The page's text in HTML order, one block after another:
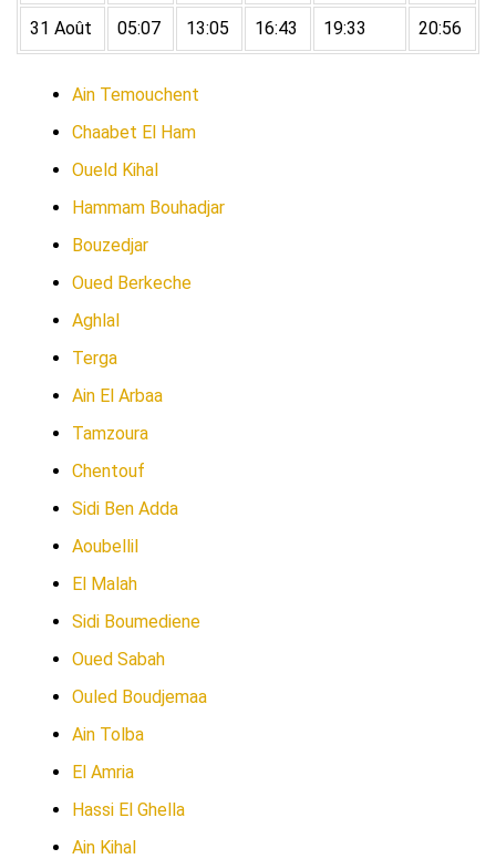
31 Août 05:07 13:05 16:43 19:33 20:56
Ain Temouchent
Chaabet El Ham
Oueld Kihal
Hammam Bouhadjar
Bouzedjar
Oued Berkeche
Aghlal
Terga
Ain El Arbaa
Tamzoura
Chentouf
Sidi Ben Adda
Aoubellil
El Malah
Sidi Boumediene
Oued Sabah
Ouled Boudjemaa
Ain Tolba
El Amria
Hassi El Ghella
Ain Kihal